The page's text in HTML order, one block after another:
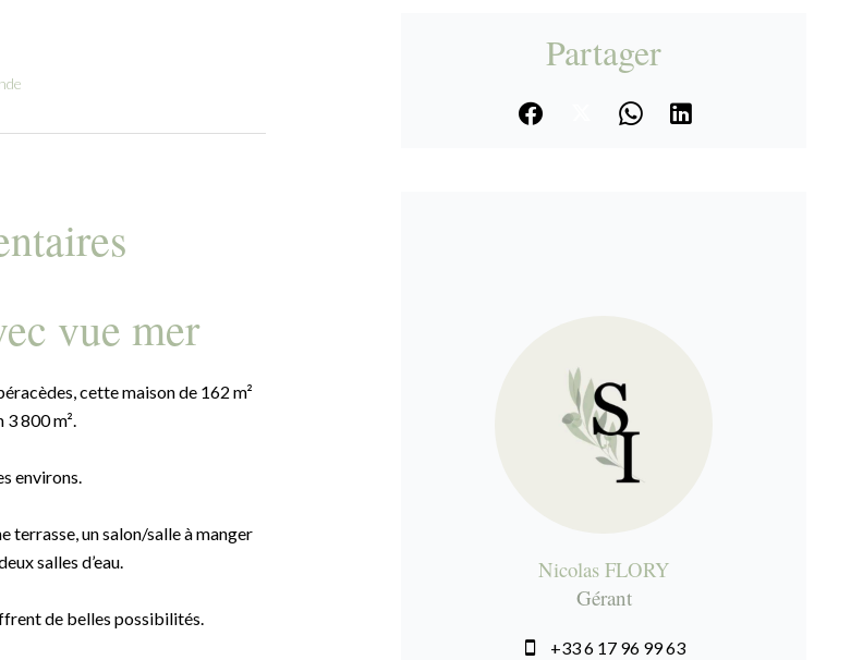
vue mer
cette maison de 162 m²
800 m².
environs.
terrasse, un salon/salle à manger
salles d’eau.
de belles possibilités.
Partager
Nicolas FLORY
Gérant
+33 6 17 96 99 63